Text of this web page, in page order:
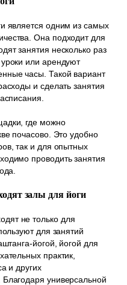
является одним из самых
Она подходит для
занятия несколько раз
или арендуют
часы. Такой вариант
и сделать занятия
где можно
почасово. Это удобно
так и для опытных
проводить занятия
залы для йоги
не только для
для занятий
йогой, йогой для
практик,
и других
универсальной